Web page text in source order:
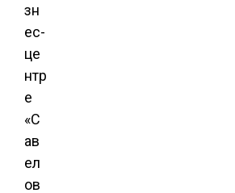
зн
ес-
це
нтр
е
«С
ав
ел
ов